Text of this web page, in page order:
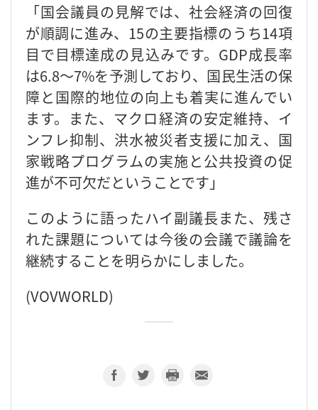
「国会議員の見解では、社会経済の回復
が順調に進み、15の主要指標のうち14項
目で目標達成の見込みです。GDP成長率
は6.8～7%を予測しており、国民生活の保
障と国際的地位の向上も着実に進んでい
ます。また、マクロ経済の安定維持、イ
ンフレ抑制、洪水被災者支援に加え、国
家戦略プログラムの実施と公共投資の促
進が不可欠だということです」
このように語ったハイ副議長また、残さ
れた課題については今後の会議で議論を
継続することを明らかにしました。
(VOVWORLD)